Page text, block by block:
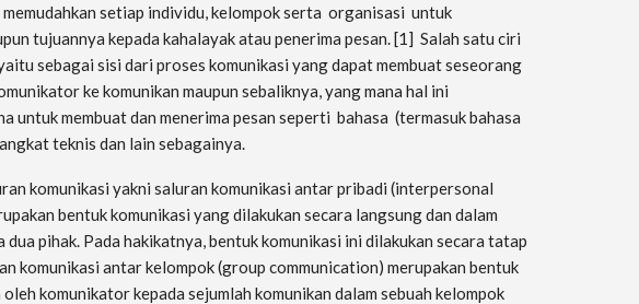
setiap individu, kelompok serta organisasi untuk
tujuannya kepada kahalayak atau penerima pesan. [1] Salah satu ciri
sebagai sisi dari proses komunikasi yang dapat membuat seseorang
ke komunikan maupun sebaliknya, yang mana hal ini
untuk membuat dan menerima pesan seperti bahasa (termasuk bahasa
teknis dan lain sebagainya.
komunikasi yakni saluran komunikasi antar pribadi (interpersonal
bentuk komunikasi yang dilakukan secara langsung dan dalam
pihak. Pada hakikatnya, bentuk komunikasi ini dilakukan secara tatap
komunikasi antar kelompok (group communication) merupakan bentuk
komunikator kepada sejumlah komunikan dalam sebuah kelompok